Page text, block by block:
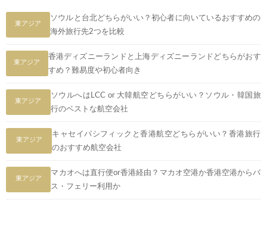
東アジア
ソウルと台北どちらがいい？初心者に向いているおすすめの
海外旅行先2つを比較
東アジア
香港ディズニーランドと上海ディズニーランドどちらがおす
すめ？難易度や初心者向き
東アジア
ソウルへはLCC or 大韓航空どちらがいい？ソウル・韓国旅
行のベストな航空会社
東アジア
キャセイパシフィックと香港航空どちらがいい？香港旅行
のおすすめ航空会社
東アジア
マカオへは直行便or香港経由？マカオ空港か香港空港からバ
ス・フェリー利用か